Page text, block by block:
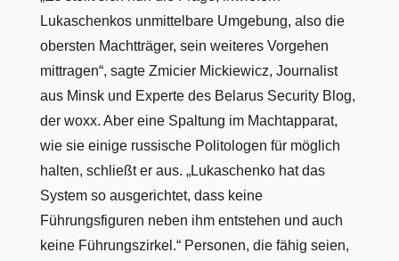
Lukaschenkos unmittelbare Umgebung, also die
obersten Machtträger, sein weiteres Vorgehen
mittragen“, sagte Zmicier Mickiewicz, Journalist
aus Minsk und Experte des Belarus Security Blog,
der woxx. Aber eine Spaltung im Machtapparat,
wie sie einige russische Politologen für möglich
halten, schließt er aus. „Lukaschenko hat das
System so ausgerichtet, dass keine
Führungsfiguren neben ihm entstehen und auch
keine Führungszirkel.“ Personen, die fähig seien,